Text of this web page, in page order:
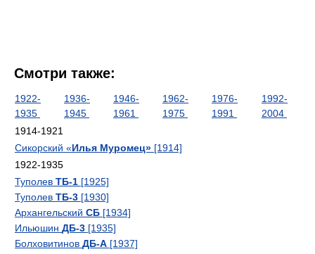
Смотри также:
1922-
1935
1936-
1945
1946-
1961
1962-
1975
1976-
1991
1992-
2004
1914-1921
Сикорский «Илья Муромец» [1914]
1922-1935
Туполев ТБ-1 [1925]
Туполев ТБ-3 [1930]
Архангельский СБ [1934]
Ильюшин ДБ-3 [1935]
Болховитинов ДБ-А [1937]